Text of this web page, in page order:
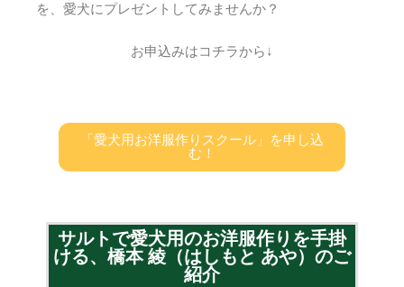
を、愛犬にプレゼントしてみませんか？
お申込みはコチラから↓
「愛犬用お洋服作りスクール」を申し込
む！
サルトで愛犬用のお洋服作りを手掛
ける、橋本 綾（はしもと あや）のご
紹介